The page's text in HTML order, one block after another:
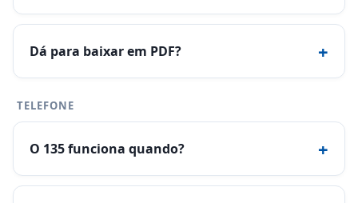
Dá para baixar em PDF? +
TELEFONE
O 135 funciona quando? +